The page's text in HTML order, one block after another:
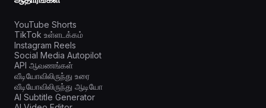
YouTube Shorts
TikTok உள்ளடக்கம்
Instagram Reels
Social Media Autopilot
API ஆவணங்கள்
வீடியோவிலிருந்து உரை
வீடியோவிலிருந்து ஆடியோ
AI Subtitle Generator